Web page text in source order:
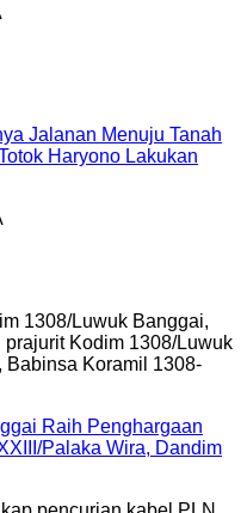
Jalanan Menuju Tanah
Haryono Lakukan
Raih Penghargaan
Palaka Wira, Dandim